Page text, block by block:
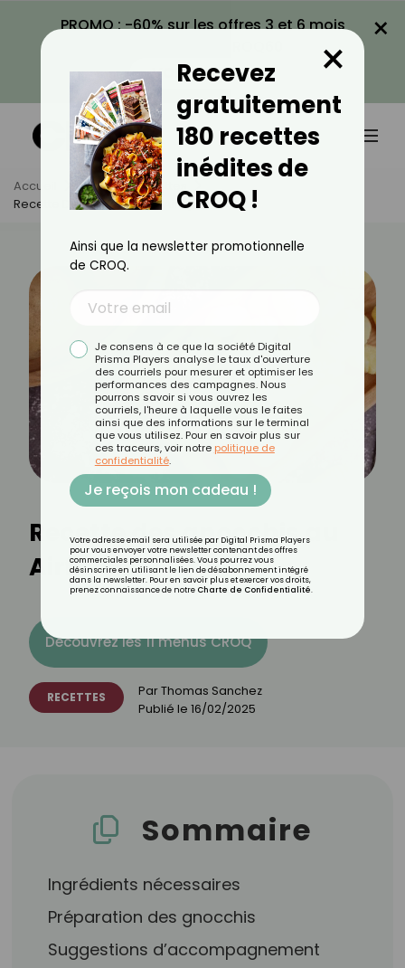
PROMO : -60% sur les offres 3 et 6 mois
VOIR LA PROMO
×
Accueil Actus
Recettes
Recette Des Gnocchis Au Airfryer
Recette des gnocchis au
Airfryer
Découvrez les 11 menus CROQ
RECETTES ParThomas Sanchez
Publié le 16/02/2025
Sommaire
Ingrédients nécessaires
Préparation des gnocchis
Suggestions d’accompagnement
Recevez
gratuitement
180 recettes
inédites de
CROQ !
×
Ainsi que la newsletter promotionnelle
de CROQ.
Je consens à ce que la société Digital
Prisma Players analyse le taux d'ouverture
des courriels pour mesurer et optimiser les
performances des campagnes. Nous
pourrons savoir si vous ouvrez les
courriels, l'heure à laquelle vous le faites
ainsi que des informations sur le terminal
que vous utilisez. Pour en savoir plus sur
ces traceurs, voir notre politique de
confidentialité.
Je reçois mon cadeau !
Votre adresse email sera utilisée par Digital Prisma Players
pour vous envoyer votre newsletter contenant des offres
commerciales personnalisées. Vous pourrez vous
désinscrire en utilisant le lien de désabonnement intégré
dans la newsletter. Pour en savoir plus et exercer vos droits,
prenez connaissance de notre Charte de Confidentialité.